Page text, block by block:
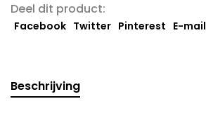
Deel dit product:
Facebook Twitter Pinterest E-mail
Beschrijving